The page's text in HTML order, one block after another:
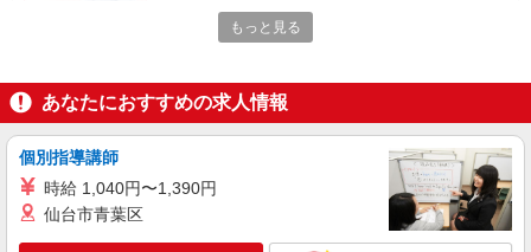
まどか東伏見 （東京都西東京市中町4-1-18
まどか東伏見内）
キープ 詳細を見る
アルバイト パート
コンパスグループ・ジャパン株式会社 39267_p
調理師【アルバイト・パート】
(試用期間2ヶ月) 残業が発生した場合、残業代を1
もっと見る
あなたにおすすめの求人情報
個別指導講師
時給 1,040円〜1,390円
仙台市青葉区